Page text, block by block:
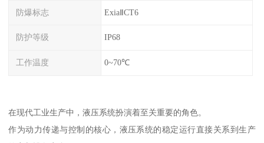
防爆标志 ExiaⅡCT6
防护等级 IP68
工作温度 0~70℃
在现代工业生产中，液压系统扮演着至关重要的角色。
作为动力传递与控制的核心，液压系统的稳定运行直接关系到生产